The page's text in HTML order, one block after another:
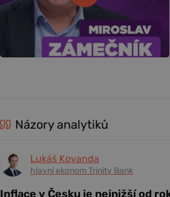
Názory analytiků
Lukáš Kovanda
hlavní ekonom Trinity Bank
Inflace v Česku je nejnižší od